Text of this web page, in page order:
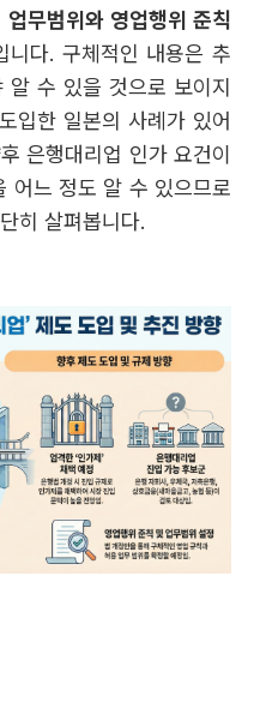
무범위와 영업행위 준칙
니다. 구체적인 내용은 추
알 수 있을 것으로 보이지
입한 일본의 사례가 있어
은행대리업 인가 요건이
어느 정도 알 수 있으므로
히 살펴봅니다.